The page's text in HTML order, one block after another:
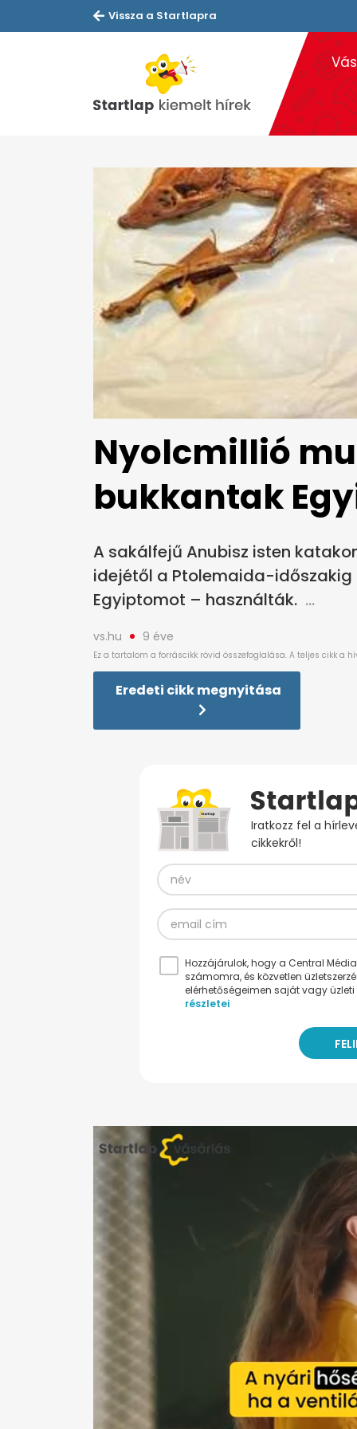
Vissza a Startlapra
Nyolcmillió
bukkantak
A sakálfejű Anubisz isten
idejétől a Ptolemaida-
Egyiptomot – használták.
vs.hu 9 éve
Eredeti cikk megnyitása
Iratkozz fel a
cikkekről!
Hozzájárulok, hogy a Central
számomra, és közvetlen
elérhetőségeimen saját vagy
részletei